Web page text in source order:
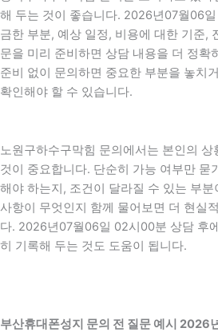
해 두는 것이 좋습니다. 2026년07월06
금한 부분, 예상 일정, 비용에 대한 기준,
문을 미리 준비하면 상담 내용을 더 정확
준비 없이 문의하면 중요한 부분을 놓치
확인해야 할 수 있습니다.
노원구하수구막힘 문의에서는 본인의
것이 중요합니다. 단순히 가능 여부만 묻
해야 하는지, 조건이 달라질 수 있는 부
사항이 무엇인지 함께 물어보면 더 현실
다. 2026년07월06일 02시00분 상담 후
히 기록해 두는 것도 도움이 됩니다.
부산휴대폰성지 문의 전 질문 예시